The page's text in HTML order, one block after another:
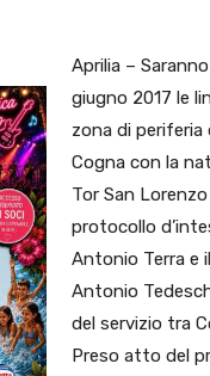
Aprilia –
giugno 2017 le
zona di periferia
Cogna con la
Tor San
protocollo
Antonio Terra e
Antonio
del servizio tra
Preso atto del